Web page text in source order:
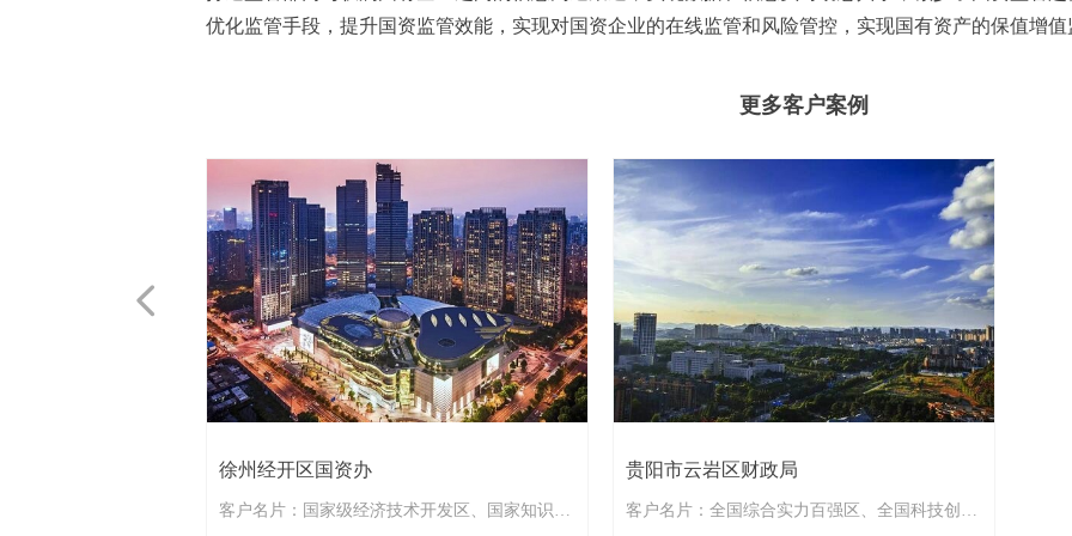
优化监管手段，提升国资监管效能，实现对国资企业的在线监管和风险管控，实现国有资产的保值增值
徐州经开区国资办
客户名片：国家级经济技术开发区、国家知识产
贵阳市云岩区财政局
客户名片：全国综合实力百强区、全国科技创新
넳
更多客户案例